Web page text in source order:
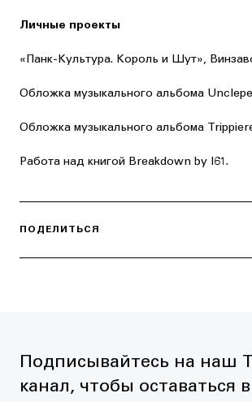
Личные проекты
«Панк-Культура. Король и Шут»,
Обложка музыкального альбома
Обложка музыкального альбома
Работа над книгой Breakdown by I61.
ПОДЕЛИТЬСЯ
Подписывайтесь на наш
канал, чтобы оставаться